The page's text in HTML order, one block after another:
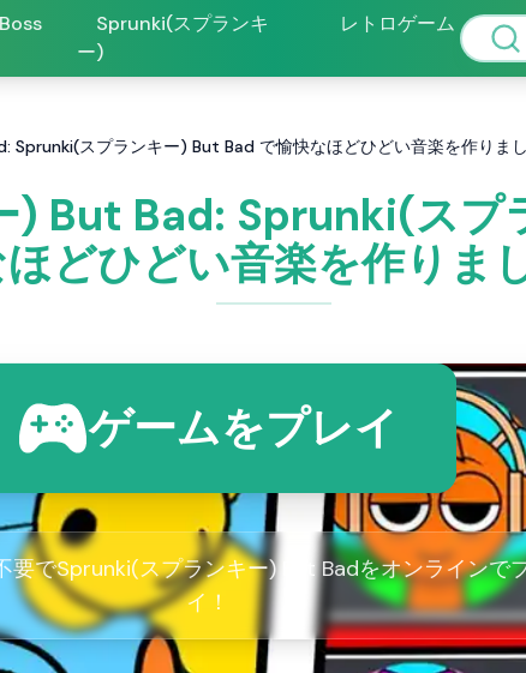
Sprunki(スプランキ
ー)
レトロゲーム
Sprunki(スプランキー) But Bad で愉快なほどひどい音楽を作りま
But Bad: Sprunki(スプ
どひどい音楽を作りま
ゲームをプレイ
要でSprunki(スプランキー) But Badをオンラインで
イ！